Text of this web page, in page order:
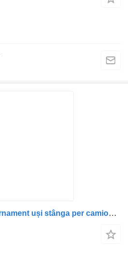
Rivestimento Panou ornament uși stânga per camion DAF – coduri 1679385, 1845272